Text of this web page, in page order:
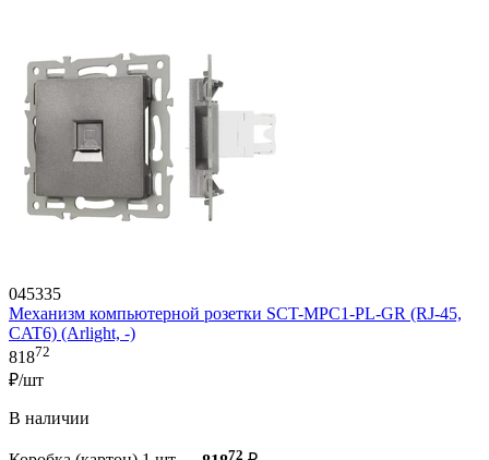
045335
Механизм компьютерной розетки SCT-MPC1-PL-GR (RJ-45,
CAT6) (Arlight, -)
81872
₽/шт
В наличии
72